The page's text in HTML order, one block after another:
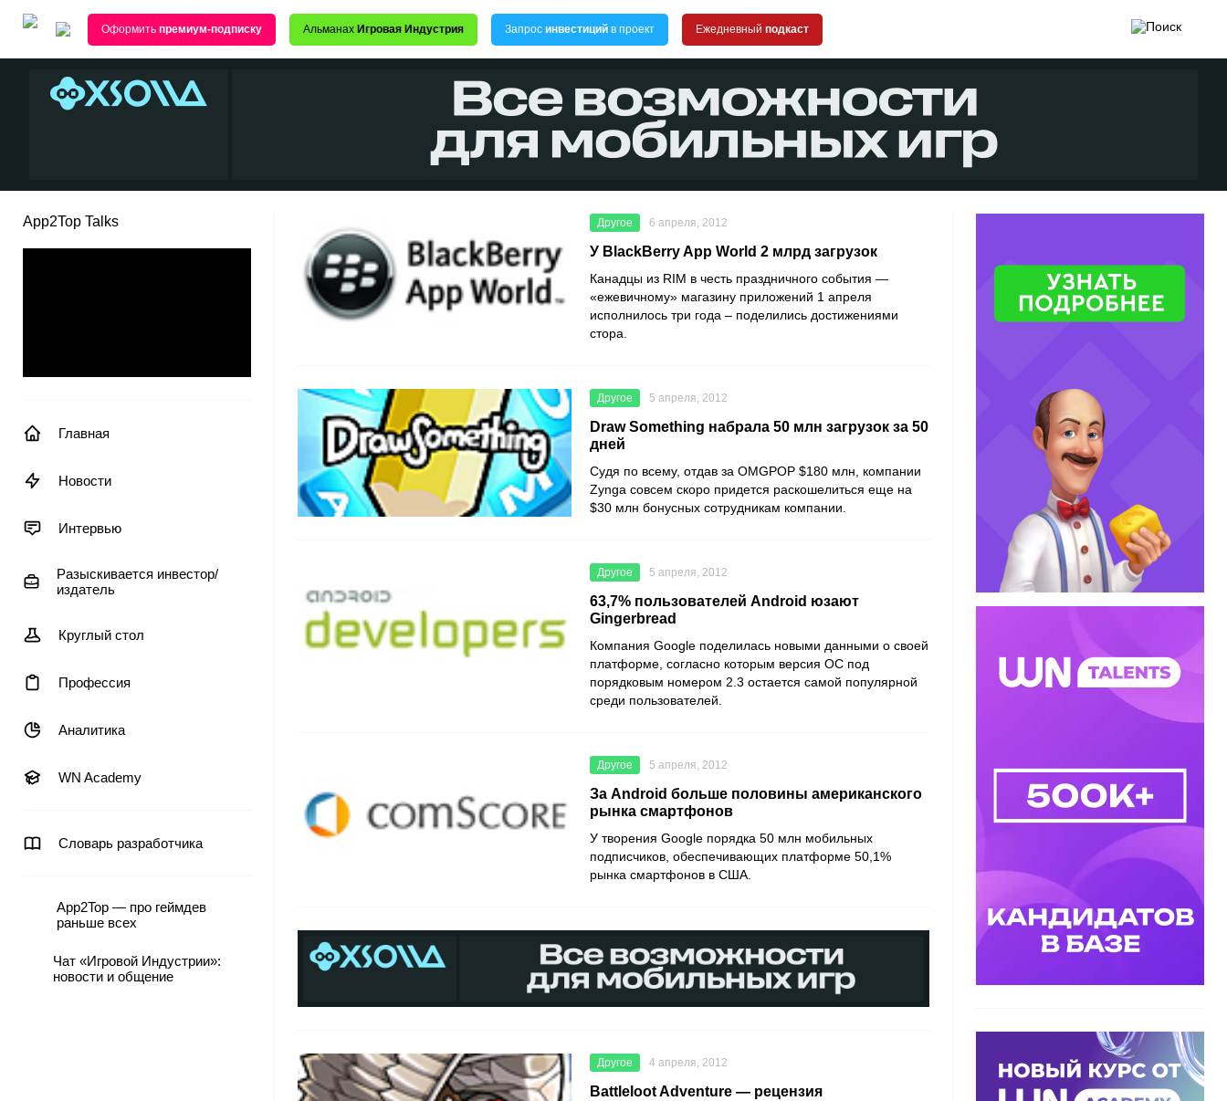
Оформить премиум-подписку Альманах Игровая Индустрия Запрос инвестиций в проект Ежедневный подкаст
App2Top Talks
Главная
Новости
Интервью
Разыскивается инвестор/
издатель
Круглый стол
Профессия
Аналитика
WN Academy
Словарь разработчика
App2Top — про геймдев
раньше всех
Чат «Игровой Индустрии»:
новости и общение
Другое 6 апреля, 2012
У BlackBerry App World 2 млрд загрузок
Канадцы из RIM в честь праздничного события —
«ежевичному» магазину приложений 1 апреля
исполнилось три года – поделились достижениями
стора.
Другое 5 апреля, 2012
Draw Something набрала 50 млн загрузок за 50
дней
Судя по всему, отдав за OMGPOP $180 млн, компании
Zynga совсем скоро придется раскошелиться еще на
$30 млн бонусных сотрудникам компании.
Другое 5 апреля, 2012
63,7% пользователей Android юзают
Gingerbread
Компания Google поделилась новыми данными о своей
платформе, согласно которым версия ОС под
порядковым номером 2.3 остается самой популярной
среди пользователей.
Другое 5 апреля, 2012
За Android больше половины американского
рынка смартфонов
У творения Google порядка 50 млн мобильных
подписчиков, обеспечивающих платформе 50,1%
рынка смартфонов в США.
Другое 4 апреля, 2012
Battleloot Adventure — рецензия